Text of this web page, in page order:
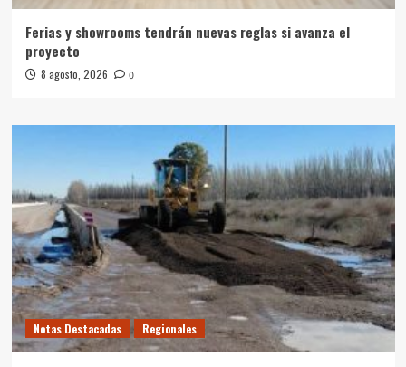
Ferias y showrooms tendrán nuevas reglas si avanza el
proyecto
8 agosto, 2026 0
Notas Destacadas Regionales